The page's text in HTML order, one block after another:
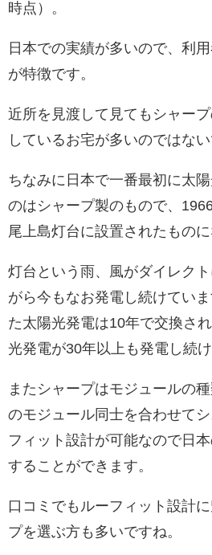
220AE
NQ-
210AD
円
晶
NQ-
155AE
95,400
円
結
晶
NQ-
101LE
62,600
円
結
晶
NU-
97,500
円
単
晶
NB-
245AB
176,400
円
ND-
75,200
時点）。
日本での実績が多いので、利
が特徴です。
近所を見渡して見てもシャー
しているお宅が多いのではな
ちなみに日本で一番最初に太
のはシャープ製のもので、
尾上島灯台に設置されたものに
灯台という雨、風がダイレク
がら今もなお発電し続けてい
た太陽光発電は10年で交換さ
光発電が30年以上も発電し続け
またシャープはモジュールの
のモジュール同士を合わせて
フィット設計が可能なので日
することができます。
口コミでもルーフィット設計
プを選ぶ方も多いですね。